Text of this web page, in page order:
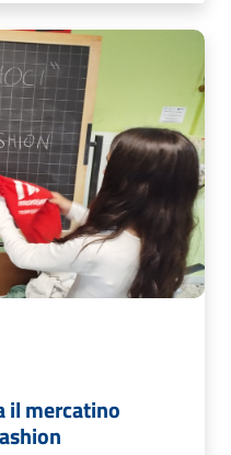
il mercatino